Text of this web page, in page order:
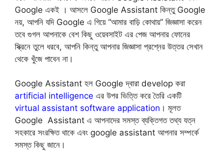
Google একই । আসলে Google Assistant কিন্তু Google
নয়, আপনি যদি Google এ গিয়ে “আমার বাড়ি কোথায়” জিজ্ঞাসা করেন
তবে গুগল আপনাকে বেশ কিছু ওয়েবসাইট এর পেজ আপনার ফোনের
স্ক্রিনে তুলে ধরবে, আপনি কিন্তু আপনার জিজ্ঞাসা প্রশ্নের উত্তর সেখান
থেকে খুঁজে পাবেন না।
Google Assistant হল Google দ্বারা develop করা
artificial intelligence এর উপর ভিত্তি করে তৈরি একটি
virtual assistant software application । মূলত
Google Assistant এ আপনাদের সমস্ত ব্যক্তিগত তথ্য যত্ন
সহকারে সংরক্ষিত থাকে এবং google assistant আপনার সম্পর্কে
সমস্ত কিছু জানে।